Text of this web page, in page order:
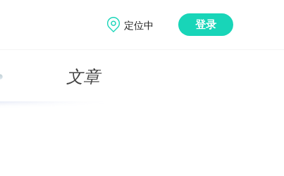
定位中 登录
文章